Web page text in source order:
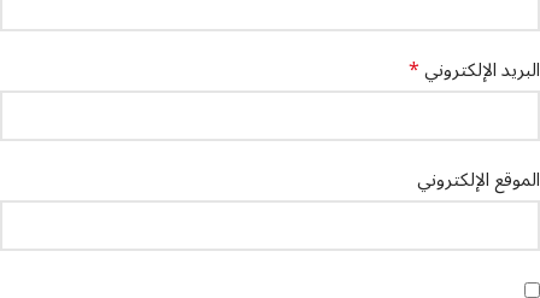
البريد الإلكتروني*
الموقع الإلكتروني